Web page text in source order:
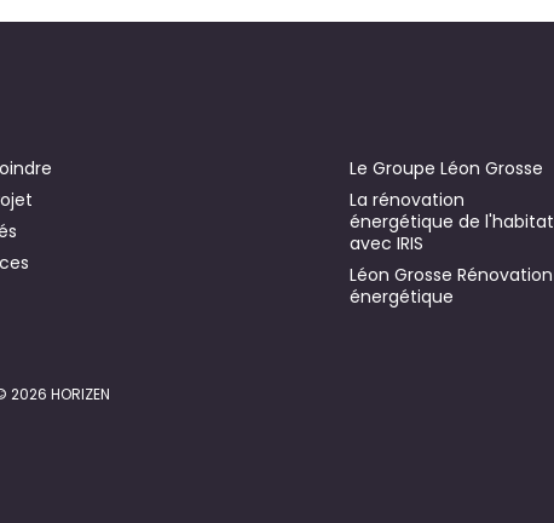
Le Groupe Léon Grosse
La rénovation
énergétique de l'habitat
avec IRIS
Léon Grosse Rénovation
énergétique
2026 HORIZEN